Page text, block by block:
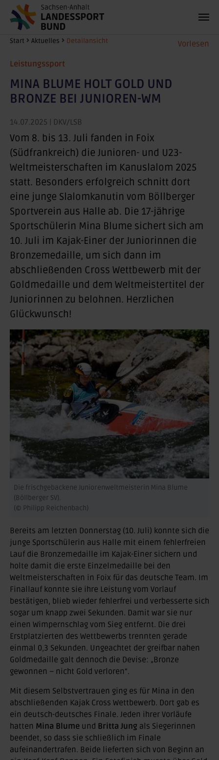
Zum Hauptinhalt springen Vorlesen
Sie sind hier:
Start Aktuelles Detailansicht
Leistungssport
MINA BLUME HOLT GOLD UND
BRONZE BEI JUNIOREN-WM
14.07.2025 | DKV/LSB
Vom 8. bis 13. Juli fanden in Foix
(Südfrankreich) die Junioren- und U23-
Weltmeisterschaften im Kanuslalom 2025
statt. Besonders erfolgreich schnitt dort
eine junge Slalomkanutin vom Böllberger
Sportverein aus Halle ab. Die 17-jährige
Sportschülerin Mina Blume sichert sich am
10. Juli im Kajak-Einer der Juniorinnen die
Bronzemedaille, um sich dann im
abschließenden Cross Wettbewerb mit der
Goldmedaille und dem Weltmeistertitel der
Juniorinnen zu belohnen. Herzlichen
Glückwunsch!
Die frischgebackene Juniorenweltmeisterin Mina Blume
(Böllberger SV).
(© Philipp Reichenbach)
Bereits am letzten Donnerstag (10. Juli) konnte sich die
junge Sportschülerin aus Halle mit einem fehlerfreien
Lauf die Bronzemedaille im Kajak-Einer sichern und
holte damit die erste Einzelmedaille bei den
Weltmeisterschaften in Foix für das deutsche Team. Im
Finallauf konnte sie ihre Leistung vom Vorlauf
bestätigen, blieb wieder fehlerfrei und verbesserte sich
sogar um knapp zwei Sekunden. Damit war sie nur
einen Wimpernschlag vom Sieg entfernt. Die drei
Erstplatzierten des Wettbewerbs trennten gerade
einmal 0,3 Sekunden. Ungeachtet der greifbar nahen
Goldmedaille galt dennoch die Devise: „Bronze
gewonnen – nicht Gold verloren“.
Mit diesem Selbstvertrauen ging es für Mina in den
abschließenden Kajak Cross Wettbewerb. Dort gab es
ein deutsch-deutsches Finale. Jeden ihrer Vorläufe
hatten Mina Blume und Britta Jung als Siegerinnen
beendet, so dass sie schließlich im Finale
aufeinandertrafen. Beide lieferten sich von Beginn an